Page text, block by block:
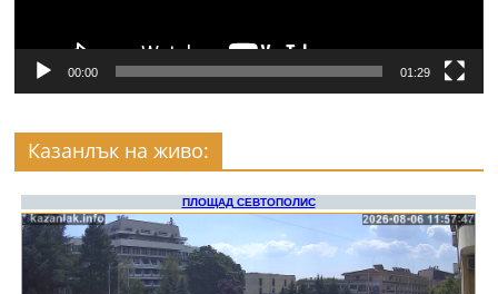
00:00 01:29
Казанлък на живо: